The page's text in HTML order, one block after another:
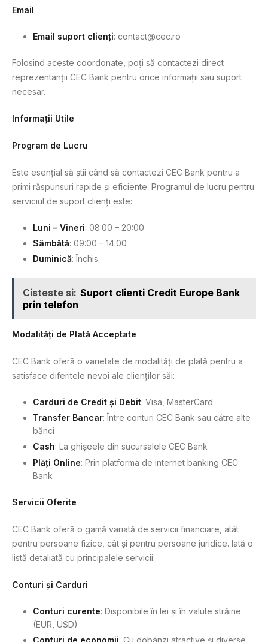
Email
Email suport clienți: contact@cec.ro
Folosind aceste coordonate, poți să contactezi direct
reprezentanții CEC Bank pentru orice informații sau suport
necesar.
Informații Utile
Program de Lucru
Este esențial să știi când să contactezi CEC Bank pentru a
primi răspunsuri rapide și eficiente. Programul de lucru pentru
serviciul de suport clienți este:
Luni – Vineri: 08:00 – 20:00
Sâmbătă: 09:00 – 14:00
Duminică: Închis
Cisteste si: Suport clienti Credit Europe Bank
prin telefon
Modalități de Plată Acceptate
CEC Bank oferă o varietate de modalități de plată pentru a
satisface diferitele nevoi ale clienților săi:
Carduri de Credit și Debit: Visa, MasterCard
Transfer Bancar: Între conturi CEC Bank sau către alte
bănci
Cash: La ghișeele din sucursalele CEC Bank
Plăți Online: Prin platforma de internet banking CEC
Bank
Servicii Oferite
CEC Bank oferă o gamă variată de servicii financiare, atât
pentru persoane fizice, cât și pentru persoane juridice. Iată o
listă detaliată cu principalele servicii:
Conturi și Carduri
Conturi curente: Disponibile în lei și în valute străine
(EUR, USD)
Conturi de economii: Cu dobânzi atractive și diverse